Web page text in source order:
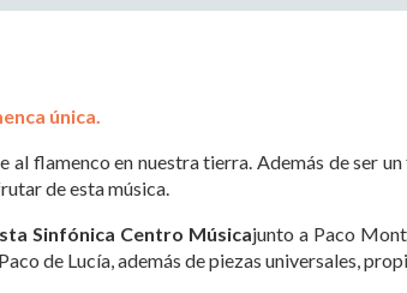
única.
al flamenco en nuestra tierra. Además de ser
de esta música.
Sinfónica Centro Músicajunto a Paco
de Lucía, además de piezas universales,